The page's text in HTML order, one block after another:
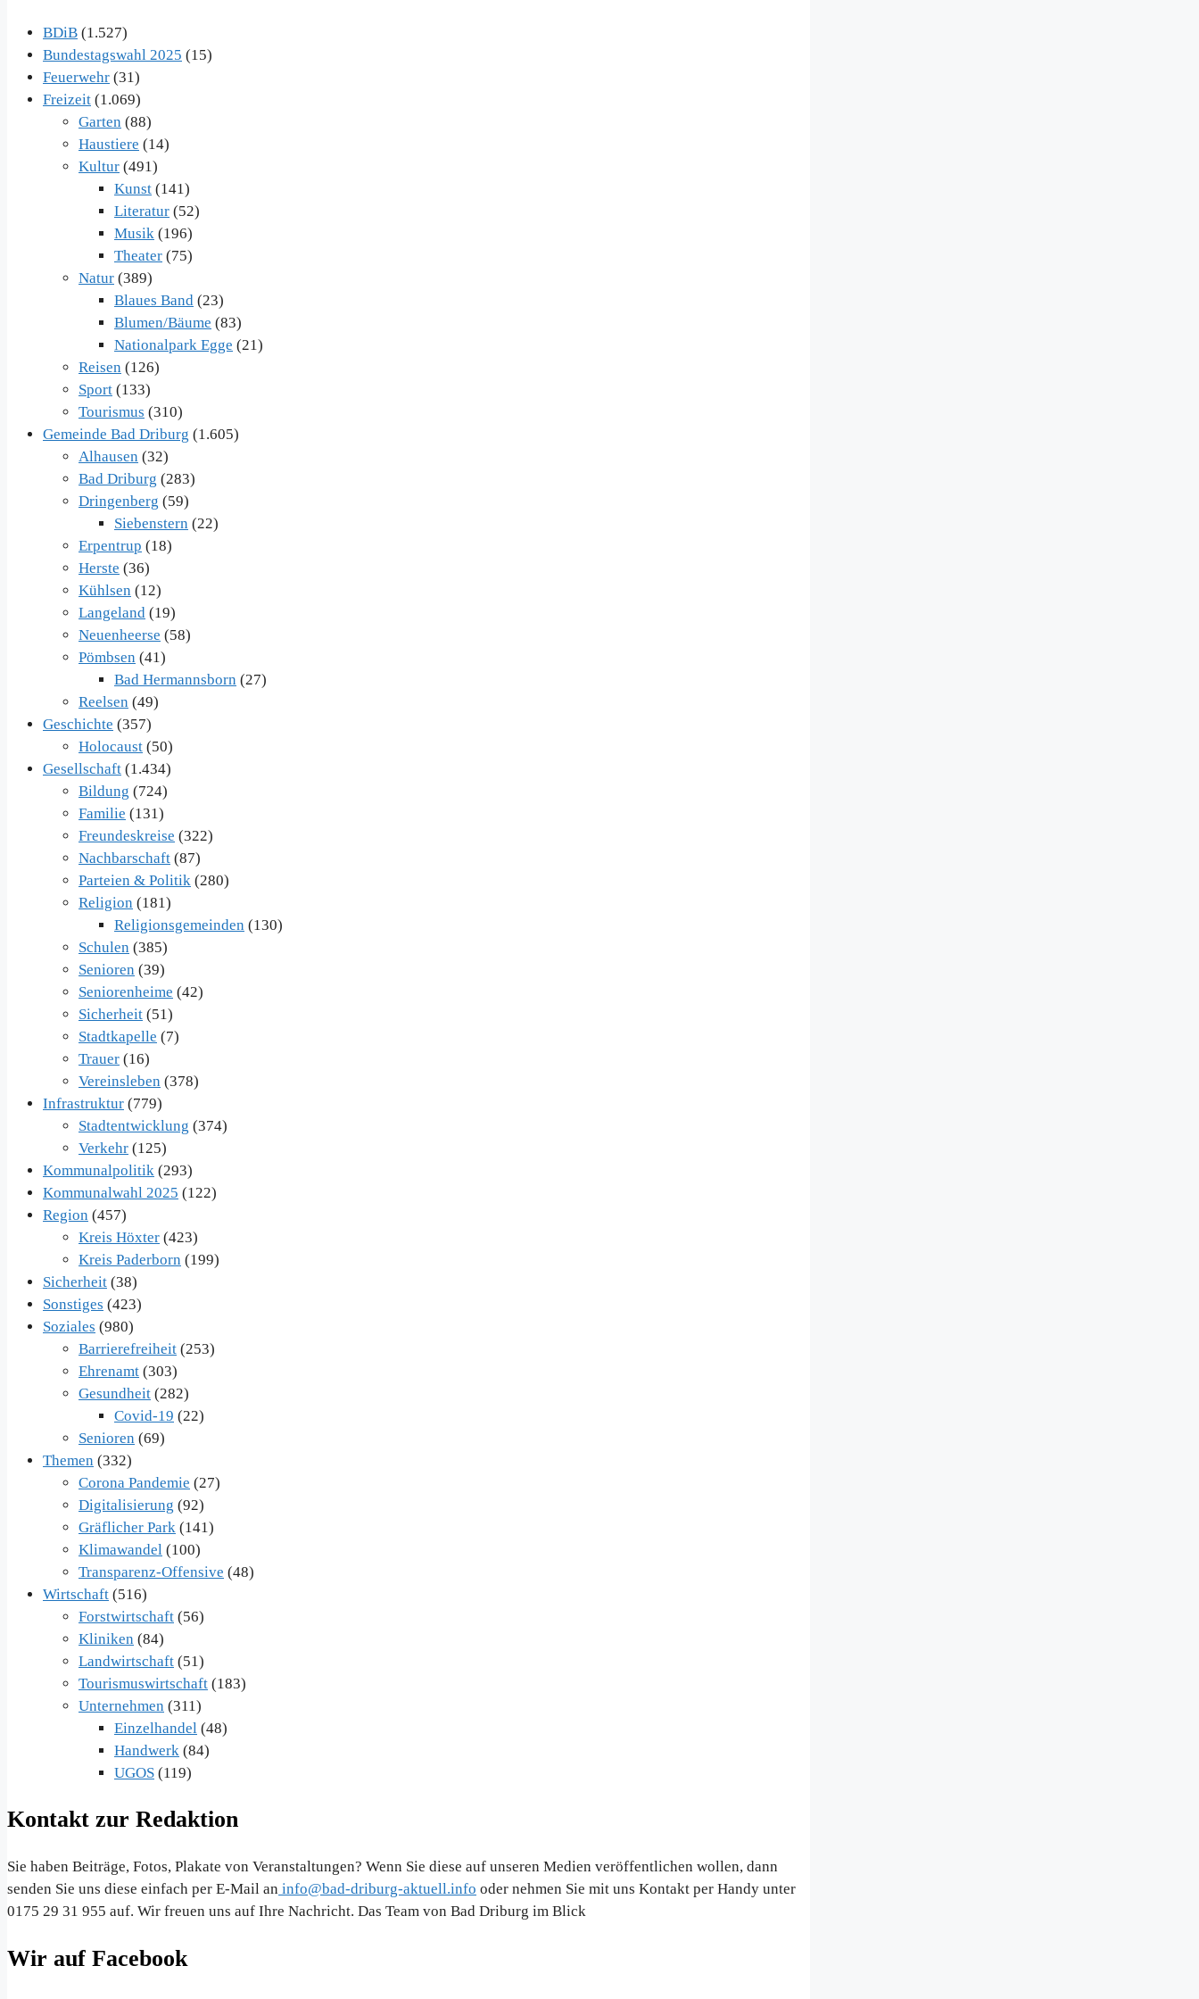
BDiB (1.527)
Bundestagswahl 2025 (15)
Feuerwehr (31)
Freizeit (1.069)
Garten (88)
Haustiere (14)
Kultur (491)
Kunst (141)
Literatur (52)
Musik (196)
Theater (75)
Natur (389)
Blaues Band (23)
Blumen/Bäume (83)
Nationalpark Egge (21)
Reisen (126)
Sport (133)
Tourismus (310)
Gemeinde Bad Driburg (1.605)
Alhausen (32)
Bad Driburg (283)
Dringenberg (59)
Siebenstern (22)
Erpentrup (18)
Herste (36)
Kühlsen (12)
Langeland (19)
Neuenheerse (58)
Pömbsen (41)
Bad Hermannsborn (27)
Reelsen (49)
Geschichte (357)
Holocaust (50)
Gesellschaft (1.434)
Bildung (724)
Familie (131)
Freundeskreise (322)
Nachbarschaft (87)
Parteien & Politik (280)
Religion (181)
Religionsgemeinden (130)
Schulen (385)
Senioren (39)
Seniorenheime (42)
Sicherheit (51)
Stadtkapelle (7)
Trauer (16)
Vereinsleben (378)
Infrastruktur (779)
Stadtentwicklung (374)
Verkehr (125)
Kommunalpolitik (293)
Kommunalwahl 2025 (122)
Region (457)
Kreis Höxter (423)
Kreis Paderborn (199)
Sicherheit (38)
Sonstiges (423)
Soziales (980)
Barrierefreiheit (253)
Ehrenamt (303)
Gesundheit (282)
Covid-19 (22)
Senioren (69)
Themen (332)
Corona Pandemie (27)
Digitalisierung (92)
Gräflicher Park (141)
Klimawandel (100)
Transparenz-Offensive (48)
Wirtschaft (516)
Forstwirtschaft (56)
Kliniken (84)
Landwirtschaft (51)
Tourismuswirtschaft (183)
Unternehmen (311)
Einzelhandel (48)
Handwerk (84)
UGOS (119)
Kontakt zur Redaktion
Sie haben Beiträge, Fotos, Plakate von Veranstaltungen? Wenn Sie diese auf unseren Medien veröffentlichen wollen, dann
senden Sie uns diese einfach per E-Mail an info@bad-driburg-aktuell.info oder nehmen Sie mit uns Kontakt per Handy unter
0175 29 31 955 auf. Wir freuen uns auf Ihre Nachricht. Das Team von Bad Driburg im Blick
Wir auf Facebook